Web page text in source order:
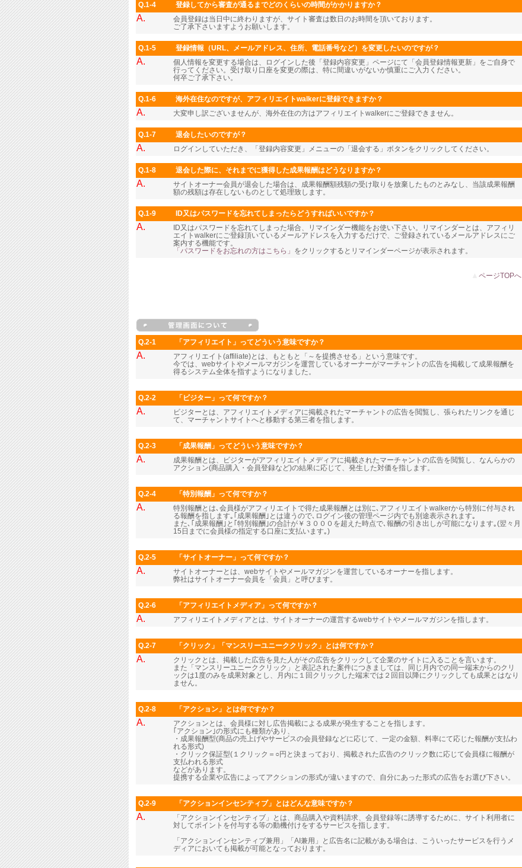
Q.1-4 登録してから審査が通るまでどのくらいの時間がかかりますか？
A.
会員登録は当日中に終わりますが、サイト審査は数日のお時間を頂いております。
ご了承下さいますようお願いします。
Q.1-5 登録情報（URL、メールアドレス、住所、電話番号など）を変更したいのですが？
A.
個人情報を変更する場合は、ログインした後「登録内容変更」ページにて「会員登録情報更新」をご自身で
行ってください。受け取り口座を変更の際は、特に間違いがないか慎重にご入力ください。
何卒ご了承下さい。
Q.1-6 海外在住なのですが、アフィリエイトwalkerに登録できますか？
A. 大変申し訳ございませんが、海外在住の方はアフィリエイトwalkerにご登録できません。
Q.1-7 退会したいのですが？
A. ログインしていただき、「登録内容変更」メニューの「退会する」ボタンをクリックしてください。
Q.1-8 退会した際に、それまでに獲得した成果報酬はどうなりますか？
A.
サイトオーナー会員が退会した場合は、成果報酬額残額の受け取りを放棄したものとみなし、当該成果報酬
額の残額は存在しないものとして処理致します。
Q.1-9 ID又はパスワードを忘れてしまったらどうすればいいですか？
A.
ID又はパスワードを忘れてしまった場合、リマインダー機能をお使い下さい。リマインダーとは、アフィリ
エイトwalkerにご登録頂いているメールアドレスを入力するだけで、ご登録されているメールアドレスにご
案内する機能です。
「パスワードをお忘れの方はこちら」 をクリックするとリマインダーページが表示されます。
ページTOPへ
Q.2-1 「アフィリエイト」ってどういう意味ですか？
A.
アフィリエイト(affiliate)とは、もともと「～を提携させる」という意味です。
今では、webサイトやメールマガジンを運営しているオーナーがマーチャントの広告を掲載して成果報酬を
得るシステム全体を指すようになりました。
Q.2-2 「ビジター」って何ですか？
A.
ビジターとは、アフィリエイトメディアに掲載されたマーチャントの広告を閲覧し、張られたリンクを通じ
て、マーチャントサイトへと移動する第三者を指します。
Q.2-3 「成果報酬」ってどういう意味ですか？
A.
成果報酬とは、ビジターがアフィリエイトメディアに掲載されたマーチャントの広告を閲覧し、なんらかの
アクション(商品購入・会員登録など)の結果に応じて、発生した対価を指します。
Q.2-4 「特別報酬」って何ですか？
A.
特別報酬とは､会員様がアフィリエイトで得た成果報酬とは別に､アフィリエイトwalkerから特別に付与され
る報酬を指します｡｢成果報酬｣とは違うので､ログイン後の管理ページ内でも別途表示されます｡
また､｢成果報酬｣と｢特別報酬｣の合計が￥３０００を超えた時点で､報酬の引き出しが可能になります｡(翌々月
15日までに会員様の指定する口座に支払います｡)
Q.2-5 「サイトオーナー」って何ですか？
A.
サイトオーナーとは、webサイトやメールマガジンを運営しているオーナーを指します。
弊社はサイトオーナー会員を「会員」と呼びます。
Q.2-6 「アフィリエイトメディア」って何ですか？
A. アフィリエイトメディアとは、サイトオーナーの運営するwebサイトやメールマガジンを指します。
Q.2-7 「クリック」「マンスリーユニーククリック」とは何ですか？
A.
クリックとは、掲載した広告を見た人がその広告をクリックして企業のサイトに入ることを言います。
また「マンスリーユニーククリック」と表記された案件につきましては、同じ月内での同一端末からのクリ
ックは1度のみを成果対象とし、月内に１回クリックした端末では２回目以降にクリックしても成果とはなり
ません。
Q.2-8 「アクション」とは何ですか？
A.
アクションとは、会員様に対し広告掲載による成果が発生することを指します。
｢アクション｣の形式にも種類があり、
・成果報酬型(商品の売上げやサービスの会員登録などに応じて、一定の金額、料率にて応じた報酬が支払わ
れる形式)
・クリック保証型(１クリック＝○円と決まっており、掲載された広告のクリック数に応じて会員様に報酬が
支払われる形式
などがあります。
提携する企業や広告によってアクションの形式が違いますので、自分にあった形式の広告をお選び下さい。
Q.2-9 「アクションインセンティブ」とはどんな意味ですか？
A.
「アクションインセンティブ」とは、商品購入や資料請求、会員登録等に誘導するために、サイト利用者に
対してポイントを付与する等の動機付けをするサービスを指します。
「アクションインセンティブ兼用」「AI兼用」と広告名に記載がある場合は、こういったサービスを行うメ
ディアにおいても掲載が可能となっております。